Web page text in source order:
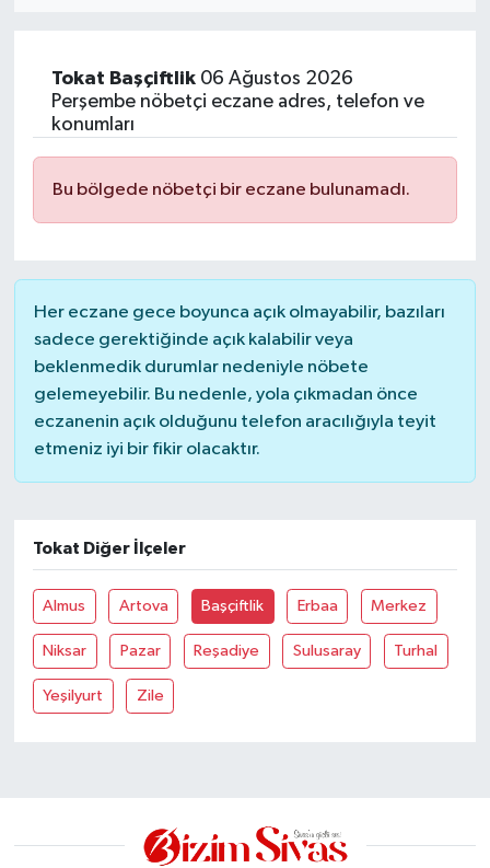
Tokat Başçiftlik06 Ağustos 2026
Perşembe nöbetçi eczane adres, telefon ve
konumları
Bu bölgede nöbetçi bir eczane bulunamadı.
Her eczane gece boyunca açık olmayabilir, bazıları
sadece gerektiğinde açık kalabilir veya
beklenmedik durumlar nedeniyle nöbete
gelemeyebilir. Bu nedenle, yola çıkmadan önce
eczanenin açık olduğunu telefon aracılığıyla teyit
etmeniz iyi bir fikir olacaktır.
Tokat Diğer İlçeler
Almus Artova Başçiftlik Erbaa Merkez
Niksar Pazar Reşadiye Sulusaray Turhal
Yeşilyurt Zile
ÖZEL HABER
SOSYAL YARDIMLAR
SPONSORLU YAZI
SPOR
TEKNOLOJİ
YAŞAM